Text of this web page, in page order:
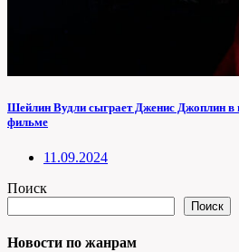
Шейлин Вудли сыграет Дженис Джоплин в
фильме
11.09.2024
Поиск
Поиск
Новости по жанрам